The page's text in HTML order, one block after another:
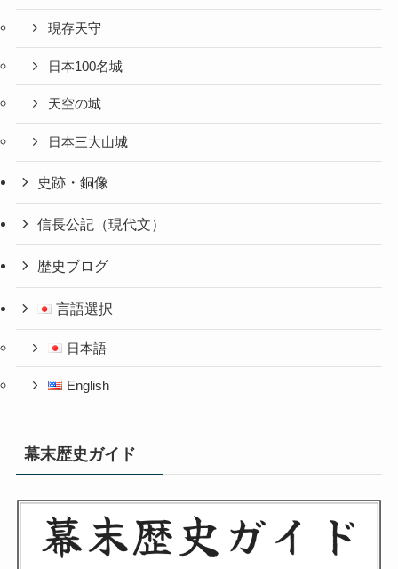
現存天守
日本100名城
天空の城
日本三大山城
史跡・銅像
信長公記（現代文）
歴史ブログ
言語選択
日本語
English
幕末歴史ガイド